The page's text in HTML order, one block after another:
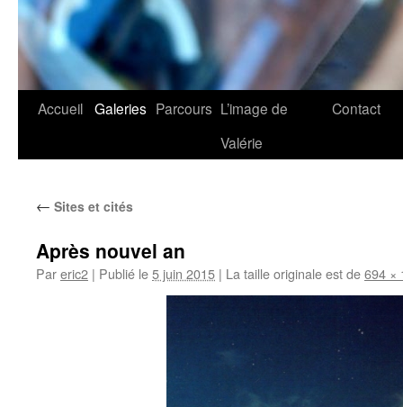
Accueil Galeries Parcours L’image de
Valérie
Contact
← Sites et cités
Après nouvel an
Pareric2 | Publié le5 juin 2015 | La taille originale est de694 ×